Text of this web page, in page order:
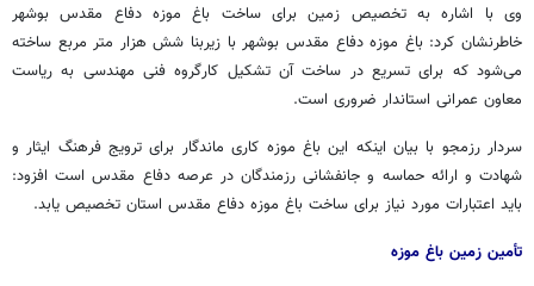
وی با اشاره به تخصیص زمین برای ساخت باغ موزه دفاع مقدس بوشهر
خاطرنشان کرد: باغ موزه دفاع مقدس بوشهر با زیربنا شش هزار متر مربع ساخته
می‌شود که برای تسریع در ساخت آن تشکیل کارگروه فنی مهندسی به ریاست
معاون عمرانی استاندار ضروری است.
سردار رزمجو با بیان اینکه این باغ موزه کاری ماندگار برای ترویج فرهنگ ایثار و
شهادت و ارائه حماسه و جانفشانی رزمندگان در عرصه دفاع مقدس است افزود:
باید اعتبارات مورد نیاز برای ساخت باغ موزه دفاع مقدس استان تخصیص یابد.
تأمین زمین باغ موزه